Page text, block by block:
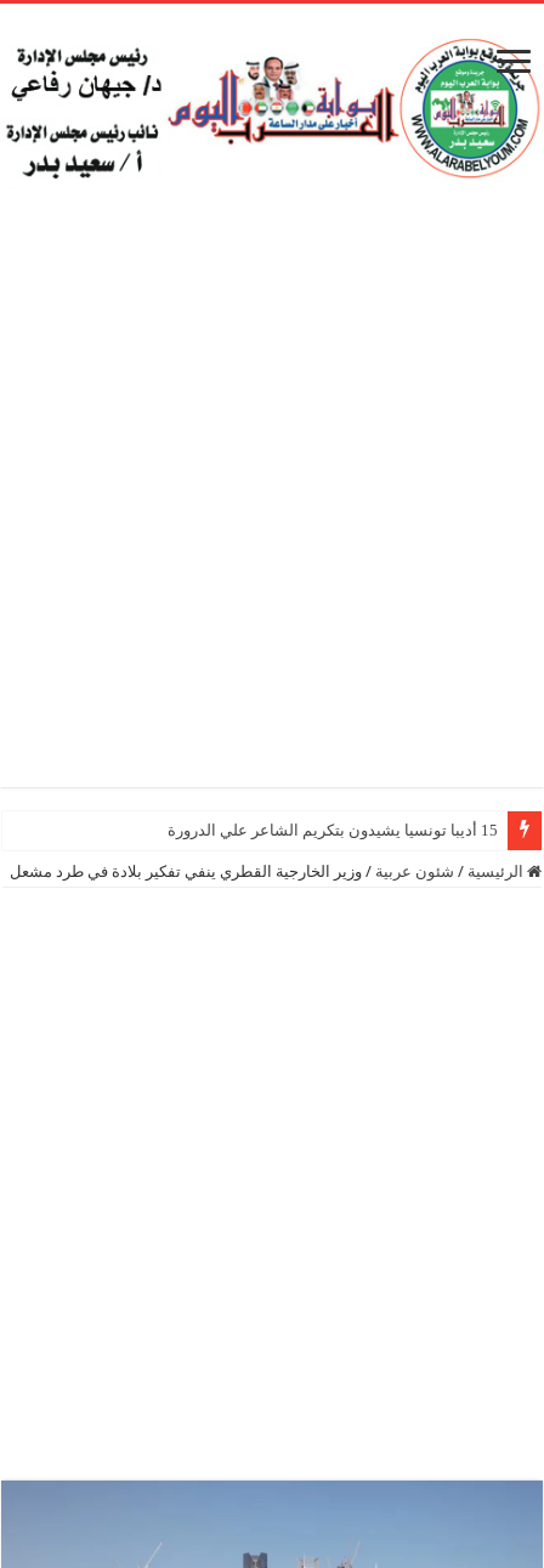
15 أديبا تونسيا يشيدون بتكريم الشاعر علي الدرورة
الرئيسية / شئون عربية / وزير الخارجية القطري ينفي تفكير بلادة في طرد مشعل